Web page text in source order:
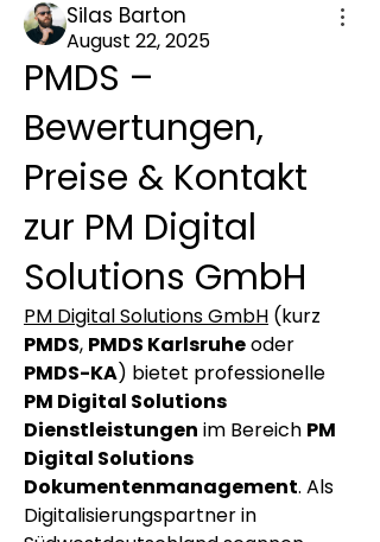
Silas Barton
August 22, 2025
PMDS –
Bewertungen,
Preise & Kontakt
zur PM Digital
Solutions GmbH
PM Digital Solutions GmbH
PMDS, PMDS Karlsruhe
PMDS-KA
PM Digital Solutions
Dienstleistungen im Bereich PM
Digital Solutions
Dokumentenmanagement. Als
Digitalisierungspartner in